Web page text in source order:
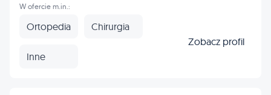
W ofercie m.in.:
Ortopedia Chirurgia
Inne
Zobacz profil